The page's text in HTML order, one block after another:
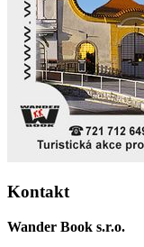
Kontakt
Wander Book s.r.o.